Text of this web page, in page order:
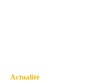
Actualité